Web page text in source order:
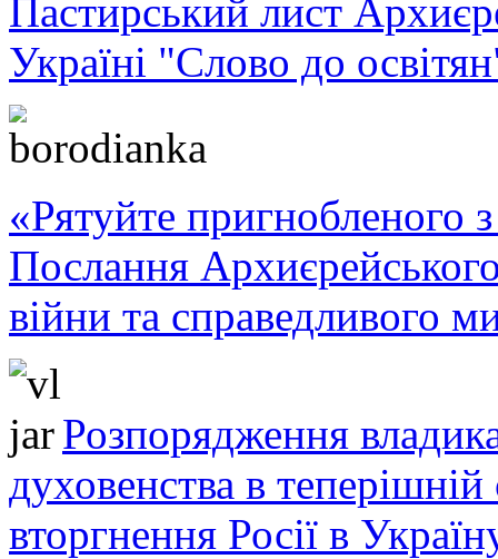
Пастирський лист
Україні "Слово до
«Рятуйте пригнобленого
Послання
війни та справедливого
Розпорядження
духовенства в теперішній
вторгнення Росії в